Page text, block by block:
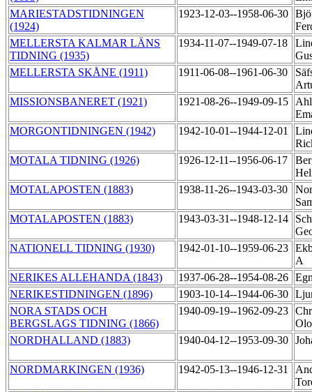
MARIESTADSTIDNINGEN
(1924)
1923-12-03--1958-06-30
MELLERSTA KALMAR LÄNS
TIDNING (1935)
1934-11-07--1949-07-18
MELLERSTA SKÅNE (1911)
1911-06-08--1961-06-30
MISSIONSBANERET (1921)
1921-08-26--1949-09-15
MORGONTIDNINGEN (1942)
1942-10-01--1944-12-01
MOTALA TIDNING (1926)
1926-12-11--1956-06-17
MOTALAPOSTEN (1883)
1938-11-26--1943-03-30
MOTALAPOSTEN (1883)
1943-03-31--1948-12-14
NATIONELL TIDNING (1930)
1942-01-10--1959-06-23
A
NERIKES ALLEHANDA (1843)
1937-06-28--1954-08-26
NERIKESTIDNINGEN (1896)
1903-10-14--1944-06-30
NORA STADS OCH
BERGSLAGS TIDNING (1866)
1940-09-19--1962-09-23
NORDHALLAND (1883)
1940-04-12--1953-09-30
NORDMARKINGEN (1936) 1942-05-13--1946-12-31